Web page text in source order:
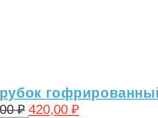
₽ 420,00 ₽